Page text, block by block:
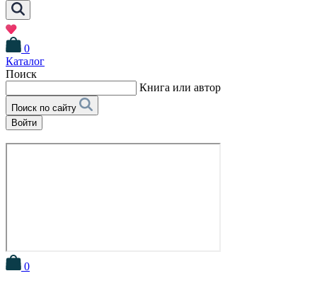
0
Каталог
Поиск
Книга или автор
Поиск по сайту
Войти
0